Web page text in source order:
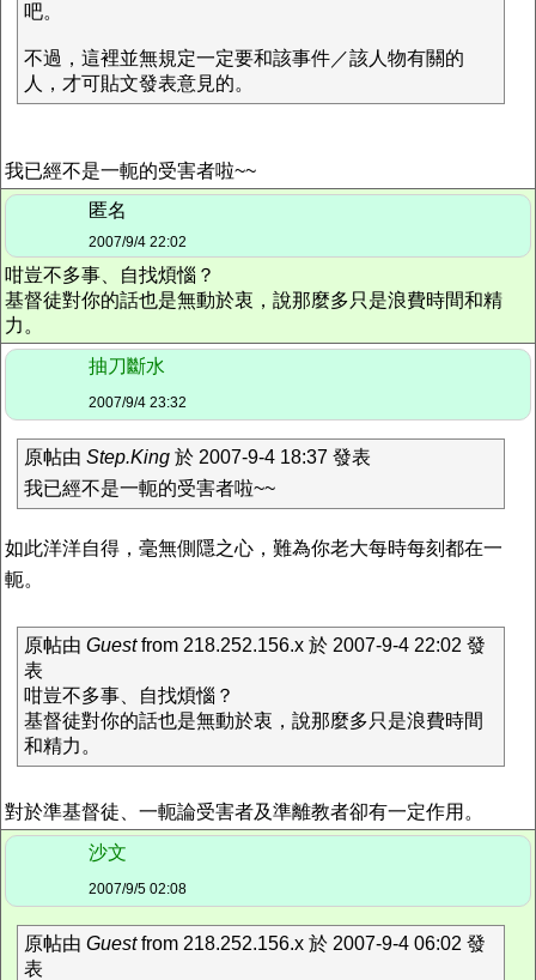
吧。
不過，這裡並無規定一定要和該事件／該人物有關的
人，才可貼文發表意見的。
我已經不是一軛的受害者啦~~
匿名
2007/9/4 22:02
咁豈不多事、自找煩惱？
基督徒對你的話也是無動於衷，說那麼多只是浪費時間和精
力。
抽刀斷水
2007/9/4 23:32
原帖由 Step.King 於 2007-9-4 18:37 發表
我已經不是一軛的受害者啦~~
如此洋洋自得，毫無側隱之心，難為你老大每時每刻都在一
軛。
原帖由 Guestfrom 218.252.156.x 於 2007-9-4 22:02 發
表
咁豈不多事、自找煩惱？
基督徒對你的話也是無動於衷，說那麼多只是浪費時間
和精力。
對於準基督徒、一軛論受害者及準離教者卻有一定作用。
沙文
2007/9/5 02:08
原帖由 Guestfrom 218.252.156.x 於 2007-9-4 06:02 發
表